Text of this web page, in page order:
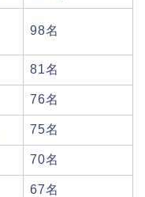
98名
81名
76名
75名
70名
67名